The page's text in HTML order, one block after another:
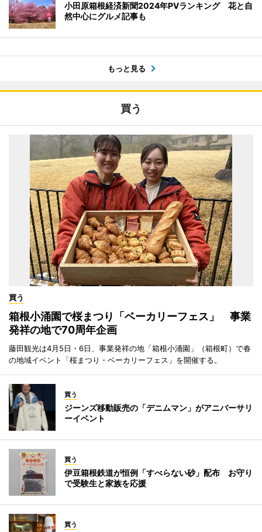
小田原箱根経済新聞2024年PVランキング 花と自
然中心にグルメ記事も
もっと見る
買う
買う
箱根小涌園で桜まつり「ベーカリーフェス」 事業
発祥の地で70周年企画
藤田観光は4月5日・6日、事業発祥の地「箱根小涌園」（箱根町）で春
の地域イベント「桜まつり・ベーカリーフェス」を開催する。
買う
ジーンズ移動販売の「デニムマン」がアニバーサリ
ーイベント
買う
伊豆箱根鉄道が恒例「すべらない砂」配布 お守り
で受験生と家族を応援
買う